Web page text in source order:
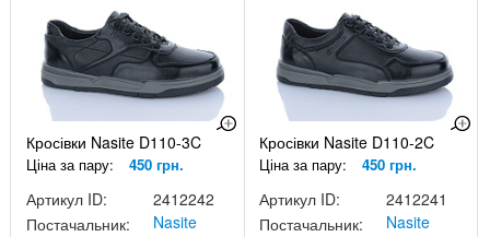
Кросівки Nasite D110-3C
Ціна за пару: 450 грн.
Артикул ID:
2412242
Постачальник:
Nasite
Кросівки Nasite D110-2C
Ціна за пару: 450 грн.
Артикул ID:
2412241
Постачальник:
Nasite